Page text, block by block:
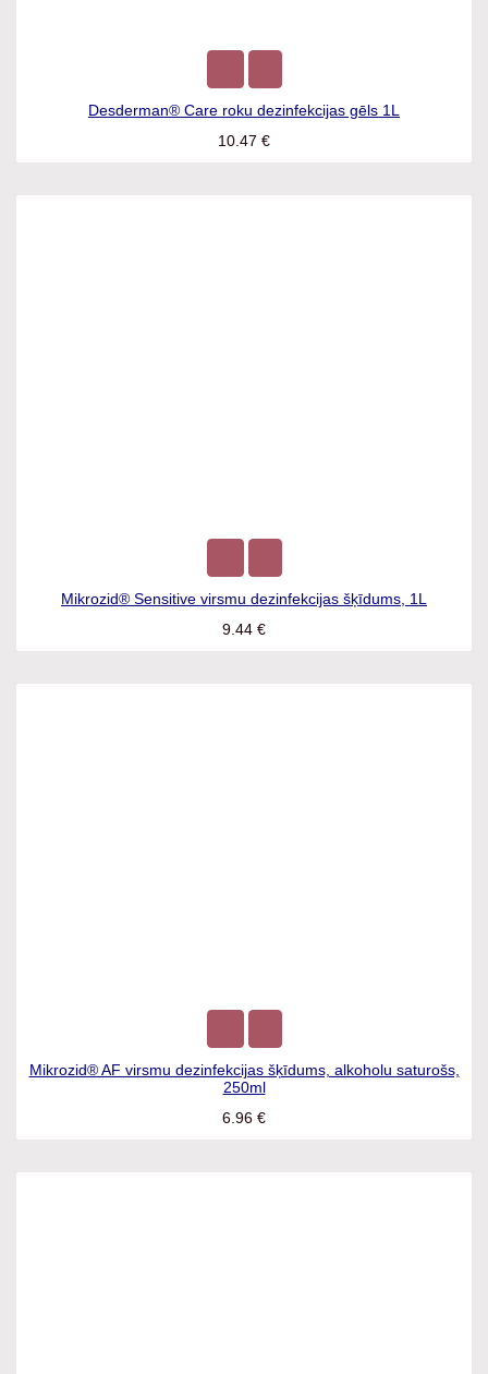
Desderman® Care roku dezinfekcijas gēls 1L
10.47 €
Mikrozid® Sensitive virsmu dezinfekcijas šķīdums, 1L
9.44€
Mikrozid® AF virsmu dezinfekcijas šķīdums, alkoholu
saturošs, 250ml
6.96€